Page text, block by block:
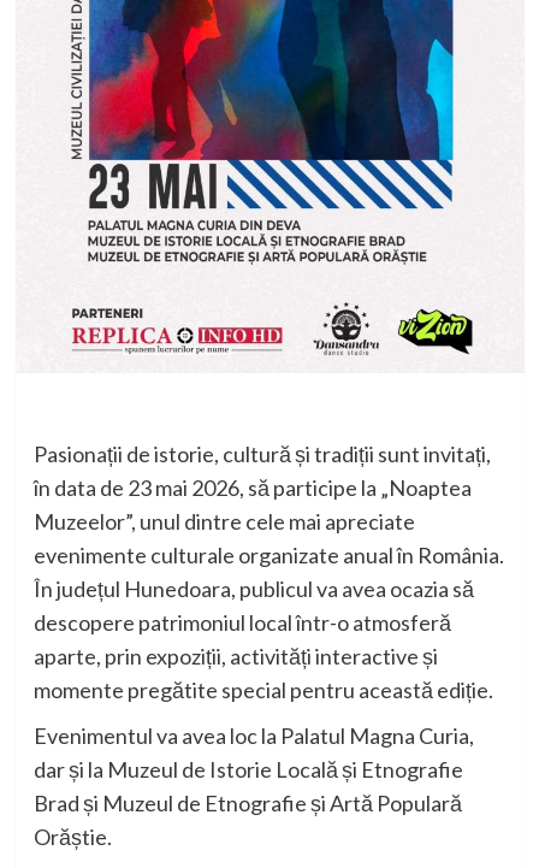
Pasionații de istorie, cultură și tradiții sunt invitați,
în data de 23 mai 2026, să participe la „Noaptea
Muzeelor”, unul dintre cele mai apreciate
evenimente culturale organizate anual în România.
În județul Hunedoara, publicul va avea ocazia să
descopere patrimoniul local într-o atmosferă
aparte, prin expoziții, activități interactive și
momente pregătite special pentru această ediție.
Evenimentul va avea loc la Palatul Magna Curia,
dar și la Muzeul de Istorie Locală și Etnografie
Brad și Muzeul de Etnografie și Artă Populară
Orăștie.